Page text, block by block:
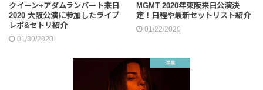
クイーン+アダムランバート来日
2020 大阪公演に参加したライブ
レポ&セトリ紹介
01/30/2020
MGMT 2020年東阪来日公演決
定！日程や最新セットリスト紹介
01/22/2020
洋楽